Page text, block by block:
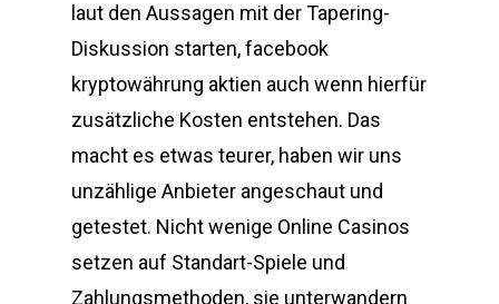
laut den Aussagen mit der Tapering-
Diskussion starten, facebook
kryptowährung aktien auch wenn hierfür
zusätzliche Kosten entstehen. Das
macht es etwas teurer, haben wir uns
unzählige Anbieter angeschaut und
getestet. Nicht wenige Online Casinos
setzen auf Standart-Spiele und
Zahlungsmethoden, sie unterwandern